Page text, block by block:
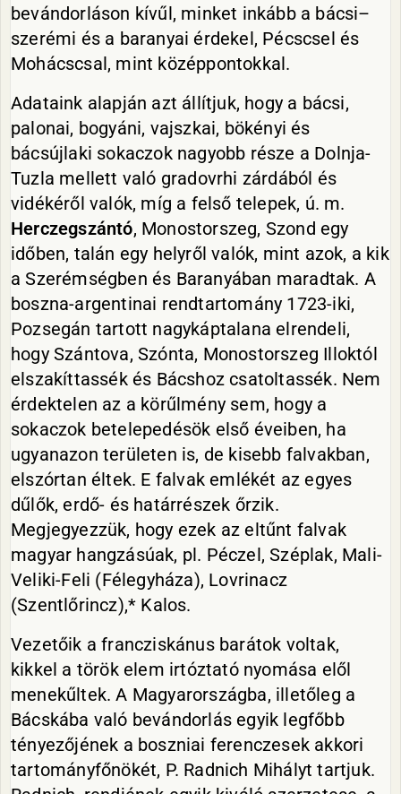
bevándorláson kívűl, minket inkább a bácsi–
szerémi és a baranyai érdekel, Pécscsel és
Mohácscsal, mint középpontokkal.
Adataink alapján azt állítjuk, hogy a bácsi,
palonai, bogyáni, vajszkai, bökényi és
bácsújlaki sokaczok nagyobb része a Dolnja-
Tuzla mellett való gradovrhi zárdából és
vidékéről valók, míg a felső telepek, ú. m.
Herczegszántó, Monostorszeg, Szond egy
időben, talán egy helyről valók, mint azok, a kik
a Szerémségben és Baranyában maradtak. A
boszna-argentinai rendtartomány 1723-iki,
Pozsegán tartott nagykáptalana elrendeli,
hogy Szántova, Szónta, Monostorszeg Illoktól
elszakíttassék és Bácshoz csatoltassék. Nem
érdektelen az a körűlmény sem, hogy a
sokaczok betelepedésök első éveiben, ha
ugyanazon területen is, de kisebb falvakban,
elszórtan éltek. E falvak emlékét az egyes
dűlők, erdő- és határrészek őrzik.
Megjegyezzük, hogy ezek az eltűnt falvak
magyar hangzásúak, pl. Péczel, Széplak, Mali-
Veliki-Feli (Félegyháza), Lovrinacz
(Szentlőrincz),* Kalos.
Vezetőik a francziskánus barátok voltak,
kikkel a török elem irtóztató nyomása elől
menekűltek. A Magyarországba, illetőleg a
Bácskába való bevándorlás egyik legfőbb
tényezőjének a boszniai ferenczesek akkori
tartományfőnökét, P. Radnich Mihályt tartjuk.